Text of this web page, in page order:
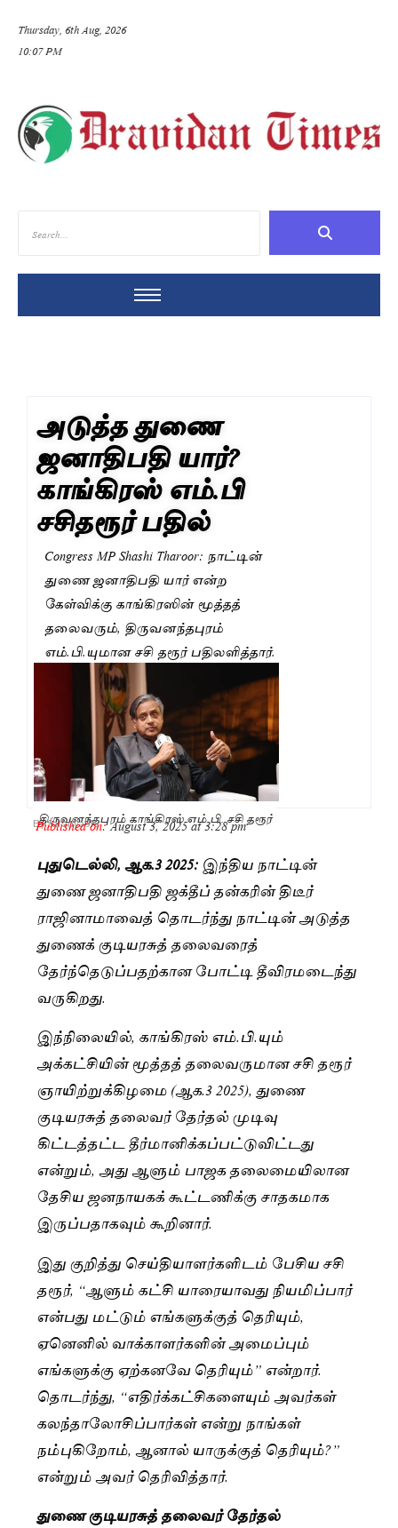
Thursday, 6th Aug, 2026
10:07 PM
அடுத்த துணை
ஜனாதிபதி யார்?
காங்கிரஸ் எம்.பி
சசிதரூர் பதில்
Congress MP Shashi Tharoor: நாட்டின்
துணை ஜனாதிபதி யார் என்ற
கேள்விக்கு காங்கிரஸின் மூத்தத்
தலைவரும், திருவனந்தபுரம்
எம்.பி.யுமான சசி தரூர் பதிலளித்தார்.
திருவனந்தபுரம் காங்கிரஸ் எம்.பி. சசி தரூர்
BySaranya JK
Published on:August 3, 2025 at 3:28 pm
புதுடெல்லி, ஆக.3 2025: இந்திய நாட்டின்
துணை ஜனாதிபதி ஜக்தீப் தன்கரின் திடீர்
ராஜினாமாவைத் தொடர்ந்து நாட்டின் அடுத்த
துணைக் குடியரசுத் தலைவரைத்
தேர்ந்தெடுப்பதற்கான போட்டி தீவிரமடைந்து
வருகிறது.
இந்நிலையில், காங்கிரஸ் எம்.பி.யும்
அக்கட்சியின் மூத்தத் தலைவருமான சசி தரூர்
ஞாயிற்றுக்கிழமை (ஆக.3 2025), துணை
குடியரசுத் தலைவர் தேர்தல் முடிவு
கிட்டத்தட்ட தீர்மானிக்கப்பட்டுவிட்டது
என்றும், அது ஆளும் பாஜக தலைமையிலான
தேசிய ஜனநாயகக் கூட்டணிக்கு சாதகமாக
இருப்பதாகவும் கூறினார்.
இது குறித்து செய்தியாளர்களிடம் பேசிய சசி
தரூர், “ஆளும் கட்சி யாரையாவது நியமிப்பார்
என்பது மட்டும் எங்களுக்குத் தெரியும்,
ஏனெனில் வாக்காளர்களின் அமைப்பும்
எங்களுக்கு ஏற்கனவே தெரியும்” என்றார்.
தொடர்ந்து, “எதிர்க்கட்சிகளையும் அவர்கள்
கலந்தாலோசிப்பார்கள் என்று நாங்கள்
நம்புகிறோம், ஆனால் யாருக்குத் தெரியும்?”
என்றும் அவர் தெரிவித்தார்.
துணை குடியரசுத் தலைவர் தேர்தல்